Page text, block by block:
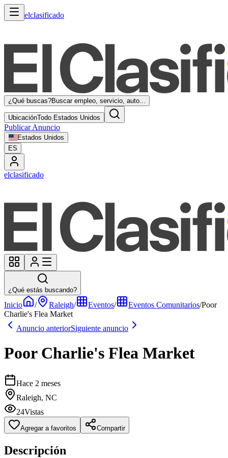
elclasificado
¿Qué buscas?Buscar empleo, servicio, auto...
UbicaciónTodo Estados Unidos
Publicar Anuncio
Estados Unidos
ES
elclasificado
¿Qué estás buscando?
Inicio / Raleigh/ Eventos/ Eventos Comunitarios/Poor
Charlie's Flea Market
Anuncio anteriorSiguiente anuncio
Poor Charlie's Flea Market
Hace 2 meses
Raleigh, NC
24Vistas
Agregar a favoritos Compartir
Descripción